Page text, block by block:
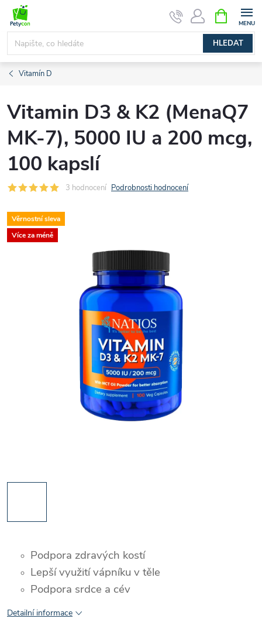
obsah
HLEDAT
KOŠÍK
Vitamín D
Vitamin D3 & K2 (MenaQ7
MK-7), 5000 IU a 200 mcg,
100 kapslí
3 hodnocení Podrobnosti hodnocení
Věrnostní sleva
Více za méně
Podpora zdravých kostí
Lepší využití vápníku v těle
Podpora srdce a cév
Detailní informace